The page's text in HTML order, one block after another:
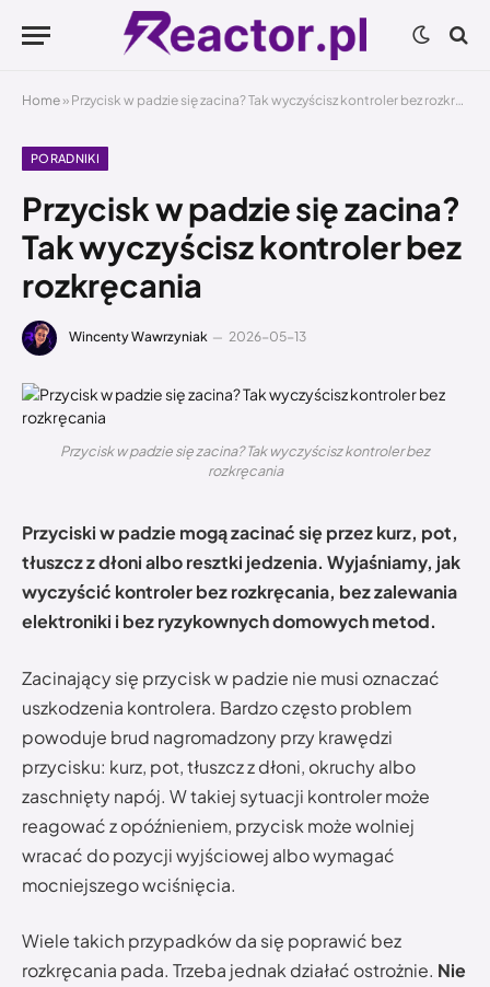
Home » Przycisk w padzie się zacina? Tak wyczyścisz kontroler bez rozkręcania
PORADNIKI
Przycisk w padzie się zacina?
Tak wyczyścisz kontroler bez
rozkręcania
Wincenty Wawrzyniak 2026-05-13
Przycisk w padzie się zacina? Tak wyczyścisz kontroler bez
rozkręcania
Przyciski w padzie mogą zacinać się przez kurz, pot,
tłuszcz z dłoni albo resztki jedzenia. Wyjaśniamy, jak
wyczyścić kontroler bez rozkręcania, bez zalewania
elektroniki i bez ryzykownych domowych metod.
Zacinający się przycisk w padzie nie musi oznaczać
uszkodzenia kontrolera. Bardzo często problem
powoduje brud nagromadzony przy krawędzi
przycisku: kurz, pot, tłuszcz z dłoni, okruchy albo
zaschnięty napój. W takiej sytuacji kontroler może
reagować z opóźnieniem, przycisk może wolniej
wracać do pozycji wyjściowej albo wymagać
mocniejszego wciśnięcia.
Wiele takich przypadków da się poprawić bez
rozkręcania pada. Trzeba jednak działać ostrożnie. Nie